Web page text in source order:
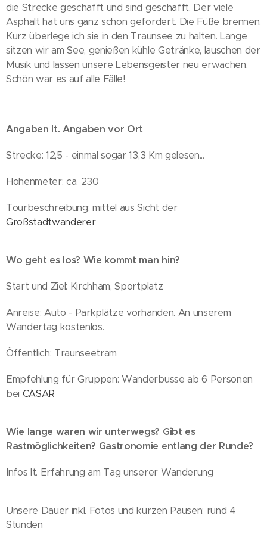
die Strecke geschafft und sind geschafft. Der viele
Asphalt hat uns ganz schon gefordert. Die Füße brennen.
Kurz überlege ich sie in den Traunsee zu halten. Lange
sitzen wir am See, genießen kühle Getränke, lauschen der
Musik und lassen unsere Lebensgeister neu erwachen.
Schön war es auf alle Fälle!
Angaben lt. Angaben vor Ort
Strecke: 12,5 - einmal sogar 13,3 Km gelesen...
Höhenmeter: ca. 230
Tourbeschreibung: mittel aus Sicht der
Großstadtwanderer
Wo geht es los? Wie kommt man hin?
Start und Ziel: Kirchham, Sportplatz
Anreise: Auto - Parkplätze vorhanden. An unserem
Wandertag kostenlos.
Öffentlich: Traunseetram
Empfehlung für Gruppen: Wanderbusse ab 6 Personen
bei CÄSAR
Wie lange waren wir unterwegs? Gibt es
Rastmöglichkeiten? Gastronomie entlang der Runde?
Infos lt. Erfahrung am Tag unserer Wanderung
Unsere Dauer inkl. Fotos und kurzen Pausen: rund 4
Stunden